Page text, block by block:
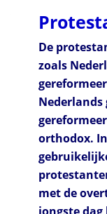
De
zoals
Nederlands
orthodox.
met de